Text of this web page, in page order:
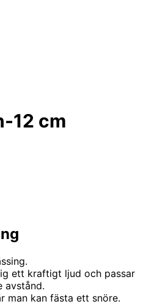
12 cm
ett kraftigt ljud och passar
avstånd.
man kan fästa ett snöre.